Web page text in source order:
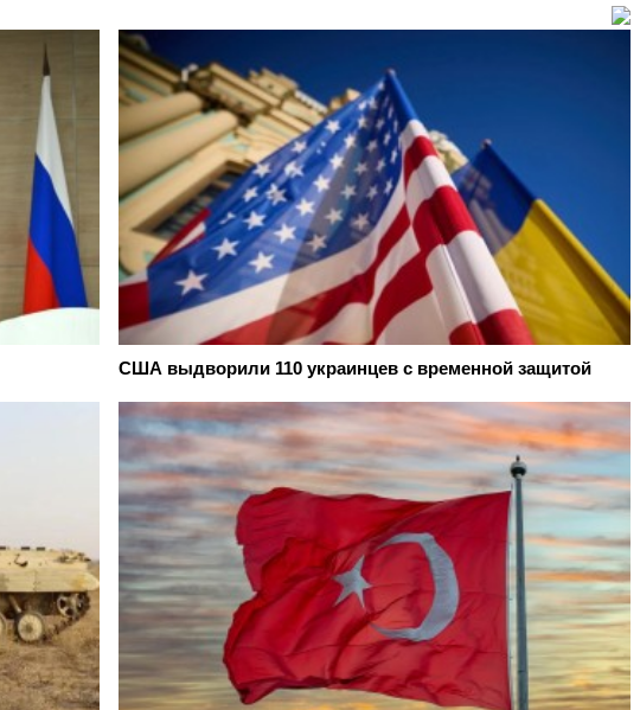
США выдворили 110 украинцев с временной защитой